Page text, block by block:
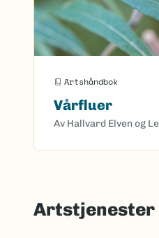
Artshåndbok
Vårfluer
Av Hallvard Elven og
Artstjenester